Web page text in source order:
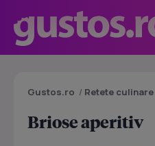
Gustos.ro / Retete culinare
Briose aperitiv